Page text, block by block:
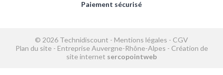
Paiement sécurisé
© 2026 Technidiscount - Mentions légales - CGV
Plan du site - Entreprise Auvergne-Rhône-Alpes - Création de
site internet sercopointweb